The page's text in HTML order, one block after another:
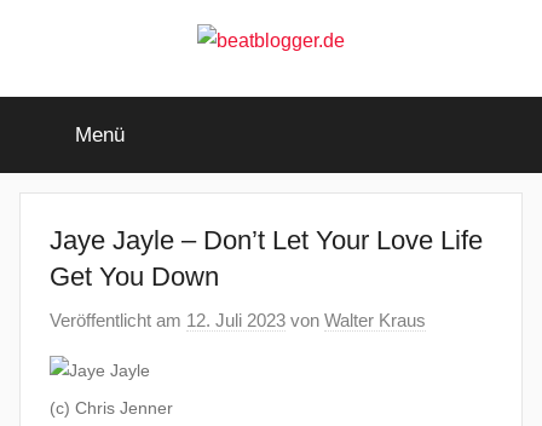
beatblogger.de
beat
goes
Menü
Jaye Jayle – Don’t Let Your Love Life
Get You Down
Veröffentlicht am 12. Juli 2023 von Walter Kraus
(c) Chris Jenner